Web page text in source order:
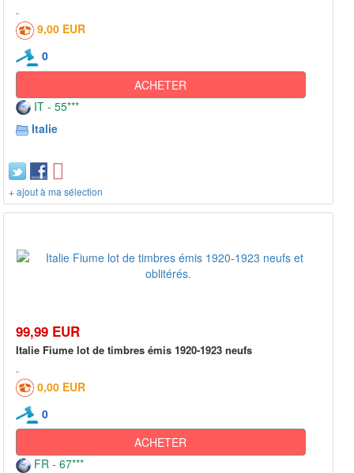
9,00 EUR
0
ACHETER
IT - 55***
Italie
+ ajout à ma sélection
99,99 EUR
Italie Fiume lot de timbres émis 1920-1923 neufs
0,00 EUR
0
ACHETER
FR - 67***